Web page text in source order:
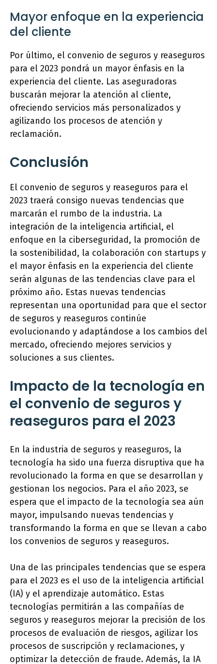
Mayor enfoque en la experiencia
del cliente
Por último, el convenio de seguros y reaseguros
para el 2023 pondrá un mayor énfasis en la
experiencia del cliente. Las aseguradoras
buscarán mejorar la atención al cliente,
ofreciendo servicios más personalizados y
agilizando los procesos de atención y
reclamación.
Conclusión
El convenio de seguros y reaseguros para el
2023 traerá consigo nuevas tendencias que
marcarán el rumbo de la industria. La
integración de la inteligencia artificial, el
enfoque en la ciberseguridad, la promoción de
la sostenibilidad, la colaboración con startups y
el mayor énfasis en la experiencia del cliente
serán algunas de las tendencias clave para el
próximo año. Estas nuevas tendencias
representan una oportunidad para que el sector
de seguros y reaseguros continúe
evolucionando y adaptándose a los cambios del
mercado, ofreciendo mejores servicios y
soluciones a sus clientes.
Impacto de la tecnología en
el convenio de seguros y
reaseguros para el 2023
En la industria de seguros y reaseguros, la
tecnología ha sido una fuerza disruptiva que ha
revolucionado la forma en que se desarrollan y
gestionan los negocios. Para el año 2023, se
espera que el impacto de la tecnología sea aún
mayor, impulsando nuevas tendencias y
transformando la forma en que se llevan a cabo
los convenios de seguros y reaseguros.
Una de las principales tendencias que se espera
para el 2023 es el uso de la inteligencia artificial
(IA) y el aprendizaje automático. Estas
tecnologías permitirán a las compañías de
seguros y reaseguros mejorar la precisión de los
procesos de evaluación de riesgos, agilizar los
procesos de suscripción y reclamaciones, y
optimizar la detección de fraude. Además, la IA